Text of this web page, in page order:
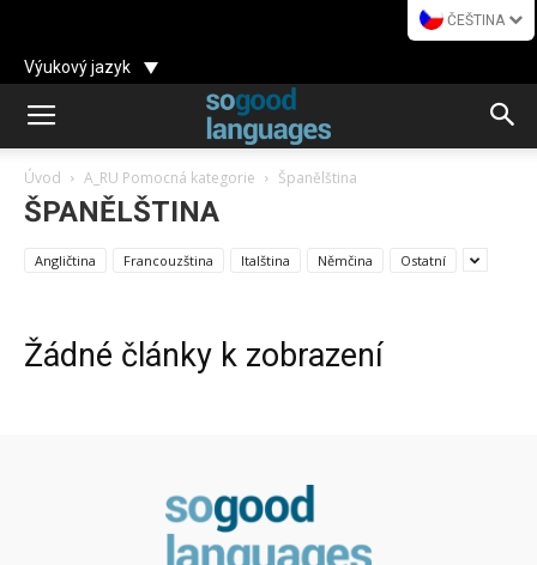
ČEŠTINA
Výukový jazyk
Úvod A_RU Pomocná kategorie Španělština
ŠPANĚLŠTINA
Angličtina Francouzština Italština Němčina Ostatní
Žádné články k zobrazení